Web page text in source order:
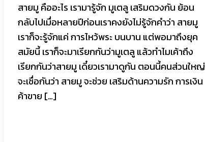
สายมู คืออะไร เรามารู้จัก มูเตลู เสริมดวงกัน ย้อน
กลับไปเมื่อหลายปีก่อนเราคงยังไม่รู้จักคำว่า สายมู
เราก็จะรู้จักแค่ การไหว้พระ บนบาน แต่พอมาถึงยุค
สมัยนี้ เราก็จะมาเรียกกันว่ามูเตลู แล้วทำไมเค้าถึง
เรียกกันว่าสายมู เดี๋ยวเรามาดูกัน ตอนนี้คนส่วนใหญ่
จะเชื่อกันว่า สายมู จะช่วย เสริมด้านความรัก การเงิน
ค้าขาย […]